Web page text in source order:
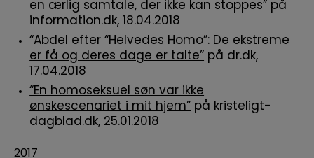
en ærlig samtale, der ikke kan stoppes” på
information.dk, 18.04.2018
“Abdel efter “Helvedes Homo”: De ekstreme
er få og deres dage er talte” på dr.dk,
17.04.2018
“En homoseksuel søn var ikke
ønskescenariet i mit hjem” på kristeligt-
dagblad.dk, 25.01.2018
2017